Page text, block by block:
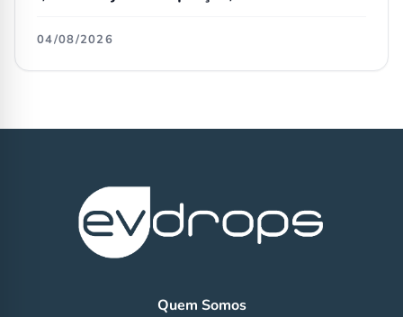
04/08/2026
Quem Somos